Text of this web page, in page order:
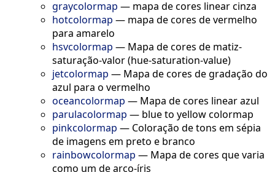
graycolormap — mapa de cores linear cinza
hotcolormap — mapa de cores de vermelho
para amarelo
hsvcolormap — Mapa de cores de matiz-
saturação-valor (hue-saturation-value)
jetcolormap — Mapa de cores de gradação do
azul para o vermelho
oceancolormap — Mapa de cores linear azul
parulacolormap — blue to yellow colormap
pinkcolormap — Coloração de tons em sépia
de imagens em preto e branco
rainbowcolormap — Mapa de cores que varia
como um de arco-íris